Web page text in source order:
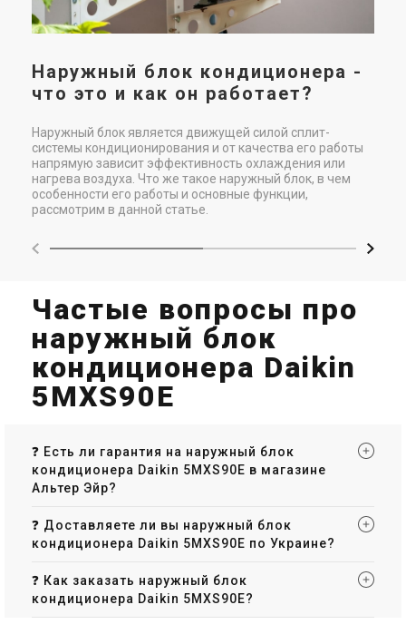
Наружный блок кондиционера -
что это и как он работает?
Наружный блок является движущей силой сплит-
системы кондиционирования и от качества его работы
напрямую зависит эффективность охлаждения или
нагрева воздуха. Что же такое наружный блок, в чем
особенности его работы и основные функции,
рассмотрим в данной статье.
Частые вопросы про
наружный блок
кондиционера Daikin
5MXS90E
❓ Есть ли гарантия на наружный блок
кондиционера Daikin 5MXS90E в магазине
Альтер Эйр?
❓ Доставляете ли вы наружный блок
кондиционера Daikin 5MXS90E по Украине?
❓ Как заказать наружный блок
кондиционера Daikin 5MXS90E?